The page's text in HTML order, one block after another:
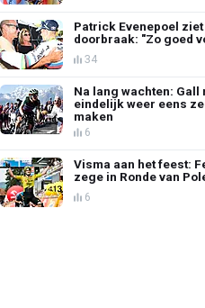
Patrick Evenepoel
doorbraak: "Zo goed
34
Na lang wachten: Gall
eindelijk weer eens
maken
6
Visma aan het feest:
zege in Ronde van
6